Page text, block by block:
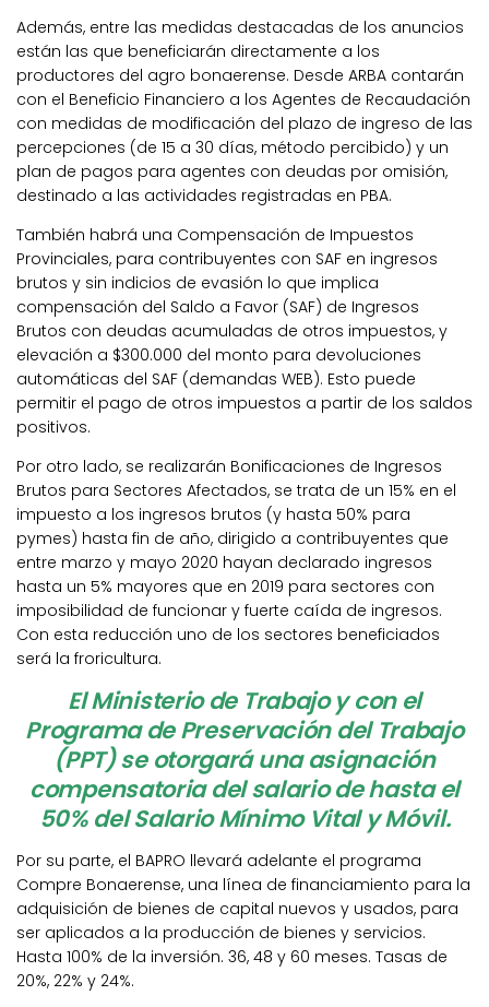
Además, entre las medidas destacadas de los anuncios
están las que beneficiarán directamente a los
productores del agro bonaerense. Desde ARBA contarán
con el Beneficio Financiero a los Agentes de Recaudación
con medidas de modificación del plazo de ingreso de las
percepciones (de 15 a 30 días, método percibido) y un
plan de pagos para agentes con deudas por omisión,
destinado a las actividades registradas en PBA.
También habrá una Compensación de Impuestos
Provinciales, para contribuyentes con SAF en ingresos
brutos y sin indicios de evasión lo que implica
compensación del Saldo a Favor (SAF) de Ingresos
Brutos con deudas acumuladas de otros impuestos, y
elevación a $300.000 del monto para devoluciones
automáticas del SAF (demandas WEB). Esto puede
permitir el pago de otros impuestos a partir de los saldos
positivos.
Por otro lado, se realizarán Bonificaciones de Ingresos
Brutos para Sectores Afectados, se trata de un 15% en el
impuesto a los ingresos brutos (y hasta 50% para
pymes) hasta fin de año, dirigido a contribuyentes que
entre marzo y mayo 2020 hayan declarado ingresos
hasta un 5% mayores que en 2019 para sectores con
imposibilidad de funcionar y fuerte caída de ingresos.
Con esta reducción uno de los sectores beneficiados
será la froricultura.
El Ministerio de Trabajo y con el
Programa de Preservación del Trabajo
(PPT) se otorgará una asignación
compensatoria del salario de hasta el
50% del Salario Mínimo Vital y Móvil.
Por su parte, el BAPRO llevará adelante el programa
Compre Bonaerense, una línea de financiamiento para la
adquisición de bienes de capital nuevos y usados, para
ser aplicados a la producción de bienes y servicios.
Hasta 100% de la inversión. 36, 48 y 60 meses. Tasas de
20%, 22% y 24%.